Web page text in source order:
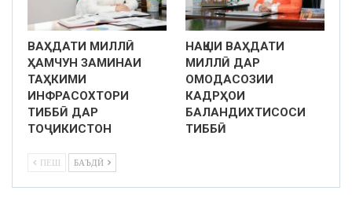
ВАҲДАТИ МИЛЛӢ
ҲАМЧУН ЗАМИНАИ
ТАҲКИМИ
ИНФРАСОХТОРИ
ТИББӢ ДАР
ТОҶИКИСТОН
НАҚШИ ВАҲДАТИ
МИЛЛӢ ДАР
ОМОДАСОЗИИ
КАДРҲОИ
БАЛАНДИХТИСОСИ
ТИББӢ
ПЕШ БАЪДӢ